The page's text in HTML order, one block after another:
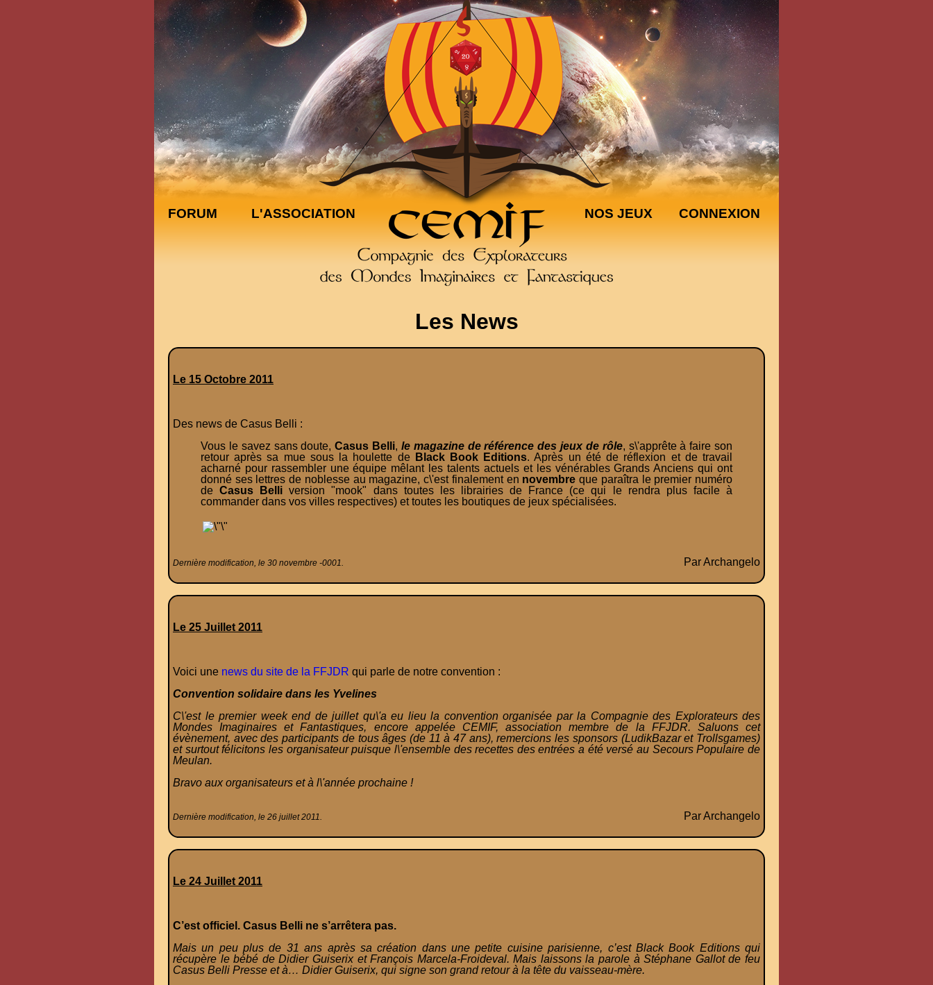
FORUM L'ASSOCIATION NOS JEUX CONNEXION
Les News
Le 15 Octobre 2011
Des news de Casus Belli :
Vous le savez sans doute,Casus Belli, le magazine de référence des jeux de rôle, s\'apprête à faire son
retour après sa mue sous la houlette de Black Book Editions. Après un été de réflexion et de travail
acharné pour rassembler une équipe mêlant les talents actuels et les vénérables Grands Anciens qui ont
donné ses lettres de noblesse au magazine, c\'est finalement en novembreque paraîtra le premier numéro
deCasus Belli version "mook" dans toutes les librairies de France (ce qui le rendra plus facile à
commander dans vos villes respectives) et toutes les boutiques de jeux spécialisées.
Par Archangelo
Dernière modification, le 30 novembre -0001.
Le 25 Juillet 2011
Voici une news du site de la FFJDR qui parle de notre convention :
Convention solidaire dans les Yvelines
C\'est le premier week end de juillet qu\'a eu lieu la convention organisée par la Compagnie des Explorateurs des
Mondes Imaginaires et Fantastiques, encore appelée CEMIF, association membre de la FFJDR. Saluons cet
évènement, avec des participants de tous âges (de 11 à 47 ans), remercions les sponsors (LudikBazar et Trollsgames)
et surtout félicitons les organisateur puisque l\'ensemble des recettes des entrées a été versé au Secours Populaire de
Meulan.
Bravo aux organisateurs et à l\'année prochaine !
Par Archangelo
Dernière modification, le 26 juillet 2011.
Le 24 Juillet 2011
C’est officiel. Casus Belli ne s’arrêtera pas.
Mais un peu plus de 31 ans après sa création dans une petite cuisine parisienne, c’est Black Book Editions qui
récupère le bébé de Didier Guiserix et François Marcela-Froideval. Mais laissons la parole à Stéphane Gallot de feu
Casus Belli Presse et à… Didier Guiserix, qui signe son grand retour à la tête du vaisseau-mère.